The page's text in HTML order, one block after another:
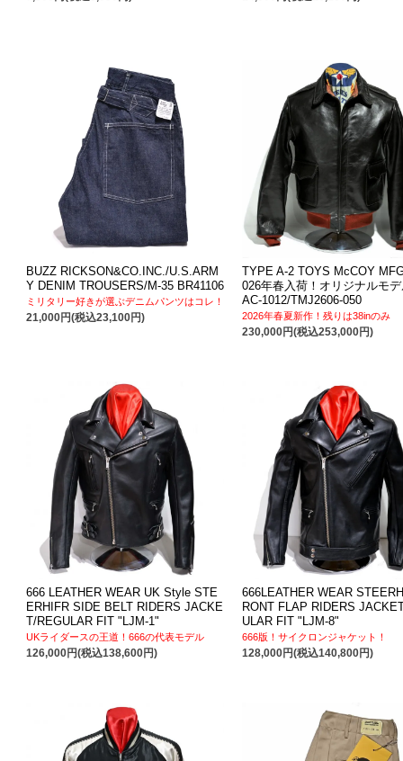
BUZZ RICKSON&CO.INC./U.S.ARM
Y DENIM TROUSERS/M-35 BR41106
ミリタリー好きが選ぶデニムパンツはコレ！
21,000円(税込23,100円)
TYPE A-2 TOYS McCOY
026年春入荷！オリジナルモ
AC-1012/TMJ2606-050
2026年春夏新作！残りは38inのみ
230,000円(税込253,000円)
666 LEATHER WEAR UK Style STE
ERHIFR SIDE BELT RIDERS JACKE
T/REGULAR FIT "LJM-1"
UKライダースの王道！666の代表モデル
126,000円(税込138,600円)
666LEATHER WEAR
RONT FLAP RIDERS
ULAR FIT "LJM-8"
666版！サイクロンジャケット！
128,000円(税込140,800円)